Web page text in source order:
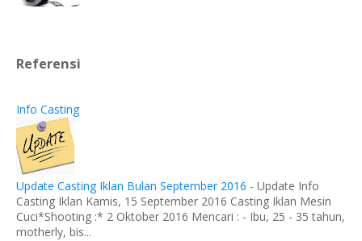
Referensi
Info Casting
Update Casting Iklan Bulan September 2016 - Update Info
Casting Iklan Kamis, 15 September 2016 Casting Iklan Mesin
Cuci*Shooting :* 2 Oktober 2016 Mencari : - Ibu, 25 - 35 tahun,
motherly, bis...